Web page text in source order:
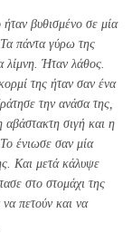
βυθισμένο σε μία
πάντα γύρω της
λίμνη. Ήταν λάθος.
της ήταν σαν ένα
την ανάσα της,
σιγή και η
ένιωσε σαν μία
Και μετά κάλυψε
στο στομάχι της
να πετούν και να